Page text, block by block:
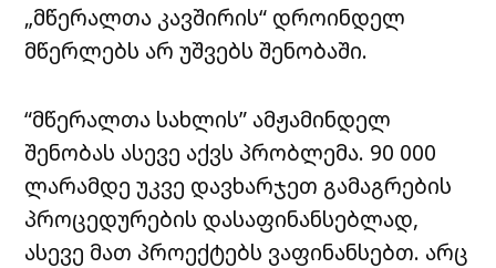
„მწერალთა კავშირის“ დროინდელ
მწერლებს არ უშვებს შენობაში.
“მწერალთა სახლის” ამჟამინდელ
შენობას ასევე აქვს პრობლემა. 90 000
ლარამდე უკვე დავხარჯეთ გამაგრების
პროცედურების დასაფინანსებლად,
ასევე მათ პროექტებს ვაფინანსებთ. არც